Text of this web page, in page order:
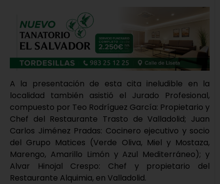
A la presentación de esta cita ineludible en la
localidad también asistió el Jurado Profesional,
compuesto por Teo Rodríguez García: Propietario y
Chef del Restaurante Trasto de Valladolid; Juan
Carlos Jiménez Pradas: Cocinero ejecutivo y socio
del Grupo Matices (Verde Oliva, Miel y Mostaza,
Marengo, Amarillo Limón y Azul Mediterráneo); y
Alvar Hinojal Crespo: Chef y propietario del
Restaurante Alquimia, en Valladolid.